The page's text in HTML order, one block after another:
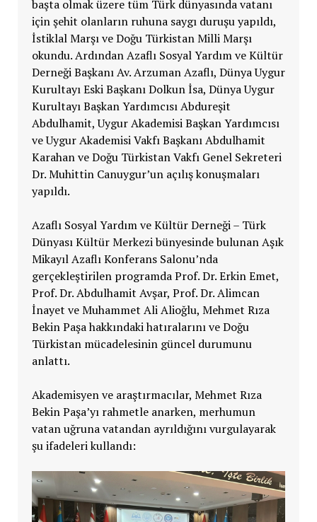
başta olmak üzere tüm Türk dünyasında vatanı
için şehit olanların ruhuna saygı duruşu yapıldı,
İstiklal Marşı ve Doğu Türkistan Milli Marşı
okundu. Ardından Azaflı Sosyal Yardım ve Kültür
Derneği Başkanı Av. Arzuman Azaflı, Dünya Uygur
Kurultayı Eski Başkanı Dolkun İsa, Dünya Uygur
Kurultayı Başkan Yardımcısı Abdureşit
Abdulhamit, Uygur Akademisi Başkan Yardımcısı
ve Uygur Akademisi Vakfı Başkanı Abdulhamit
Karahan ve Doğu Türkistan Vakfı Genel Sekreteri
Dr. Muhittin Canuygur’un açılış konuşmaları
yapıldı.
Azaflı Sosyal Yardım ve Kültür Derneği – Türk
Dünyası Kültür Merkezi bünyesinde bulunan Aşık
Mikayıl Azaflı Konferans Salonu’nda
gerçekleştirilen programda Prof. Dr. Erkin Emet,
Prof. Dr. Abdulhamit Avşar, Prof. Dr. Alimcan
İnayet ve Muhammet Ali Alioğlu, Mehmet Rıza
Bekin Paşa hakkındaki hatıralarını ve Doğu
Türkistan mücadelesinin güncel durumunu
anlattı.
Akademisyen ve araştırmacılar, Mehmet Rıza
Bekin Paşa’yı rahmetle anarken, merhumun
vatan uğruna vatandan ayrıldığını vurgulayarak
şu ifadeleri kullandı: